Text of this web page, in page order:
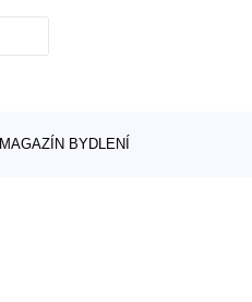
MAGAZÍN BYDLENÍ